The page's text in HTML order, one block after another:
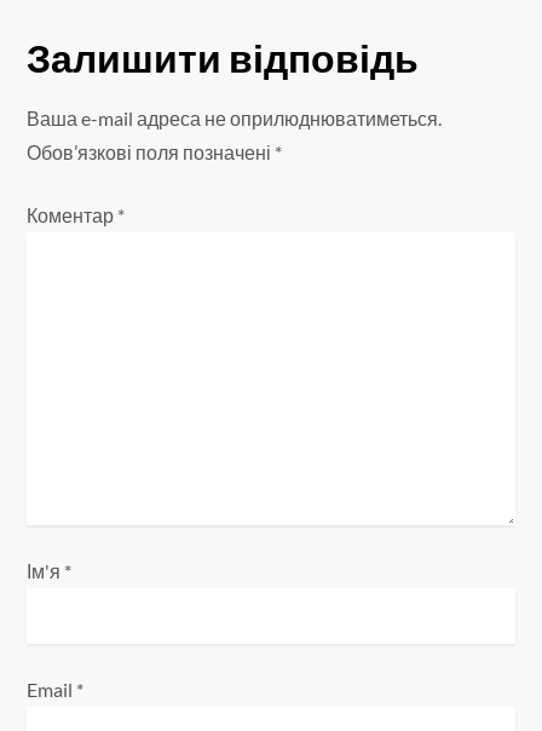
г
а
ц
і
Залишити відповідь
Ваша e-mail адреса не оприлюднюватиметься.
Обов’язкові поля позначені *
Коментар *
Ім'я *
Email *